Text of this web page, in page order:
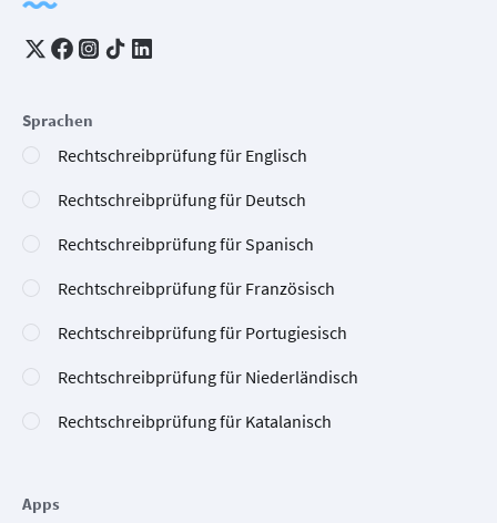
Sprachen
Rechtschreibprüfung für Englisch
Rechtschreibprüfung für Deutsch
Rechtschreibprüfung für Spanisch
Rechtschreibprüfung für Französisch
Rechtschreibprüfung für Portugiesisch
Rechtschreibprüfung für Niederländisch
Rechtschreibprüfung für Katalanisch
Apps